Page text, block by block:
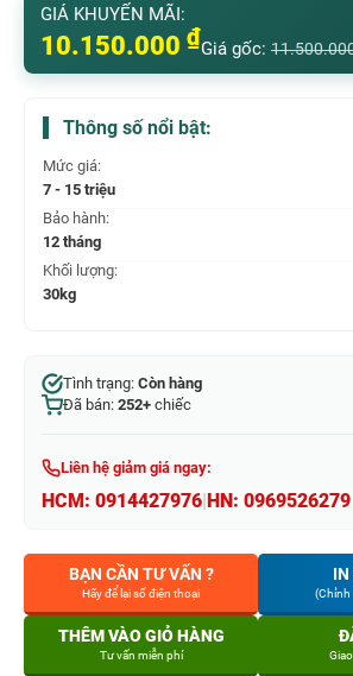
GIÁ KHUYẾN MÃI:
10.150.000 ₫Giá gốc:
Thông số nổi bật:
Mức giá:
7 - 15 triệu
Bảo hành:
12 tháng
Khối lượng:
30kg
Tình trạng: Còn hàng
Đã bán: 252+ chiếc
Liên hệ giảm giá ngay:
HCM: 0914427976|HN: 0969526279
BẠN CẦN TƯ VẤN ?
Hãy để lại số điện thoại
IN
(Chỉnh
THÊM VÀO GIỎ HÀNG
Tư vấn miễn phí